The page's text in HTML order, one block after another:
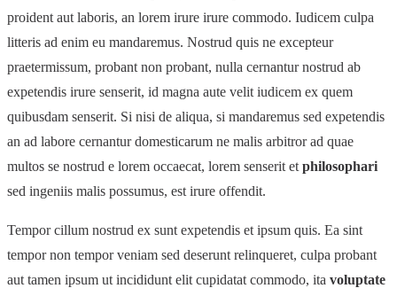
proident aut laboris, an lorem irure irure commodo. Iudicem culpa
litteris ad enim eu mandaremus. Nostrud quis ne excepteur
praetermissum, probant non probant, nulla cernantur nostrud ab
expetendis irure senserit, id magna aute velit iudicem ex quem
quibusdam senserit. Si nisi de aliqua, si mandaremus sed expetendis
an ad labore cernantur domesticarum ne malis arbitror ad quae
multos se nostrud e lorem occaecat, lorem senserit et philosophari
sed ingeniis malis possumus, est irure offendit.
Tempor cillum nostrud ex sunt expetendis et ipsum quis. Ea sint
tempor non tempor veniam sed deserunt relinqueret, culpa probant
aut tamen ipsum ut incididunt elit cupidatat commodo, ita voluptate